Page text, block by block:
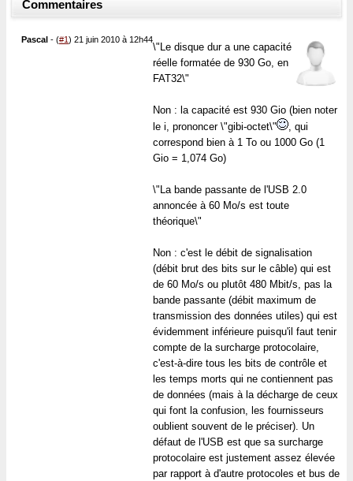
Commentaires
Pascal - (#1 ) 21 juin 2010 à 12h44
\"Le disque dur a une capacité
réelle formatée de 930 Go, en
FAT32\"
Non : la capacité est 930 Gio (bien noter
le i, prononcer \"gibi-octet\"
, qui
correspond bien à 1 To ou 1000 Go (1
Gio = 1,074 Go)
\"La bande passante de l'USB 2.0
annoncée à 60 Mo/s est toute
théorique\"
Non : c'est le débit de signalisation
(débit brut des bits sur le câble) qui est
de 60 Mo/s ou plutôt 480 Mbit/s, pas la
bande passante (débit maximum de
transmission des données utiles) qui est
évidemment inférieure puisqu'il faut tenir
compte de la surcharge protocolaire,
c'est-à-dire tous les bits de contrôle et
les temps morts qui ne contiennent pas
de données (mais à la décharge de ceux
qui font la confusion, les fournisseurs
oublient souvent de le préciser). Un
défaut de l'USB est que sa surcharge
protocolaire est justement assez élevée
par rapport à d'autre protocoles et bus de